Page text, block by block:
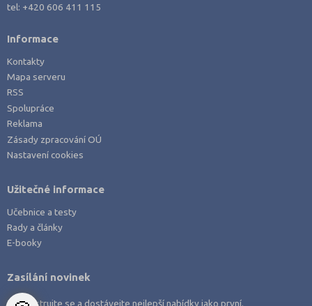
tel: +420 606 411 115
Informace
Kontakty
Mapa serveru
RSS
Spolupráce
Reklama
Zásady zpracování OÚ
Nastavení cookies
Užitečné informace
Učebnice a testy
Rady a články
E-booky
Zasílání novinek
Zaregistrujte se a dostávejte nejlepší nabídky jako první.